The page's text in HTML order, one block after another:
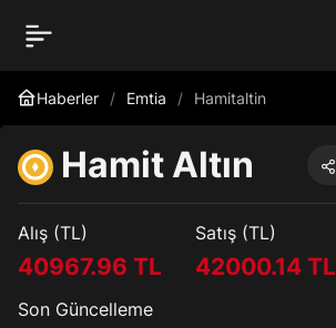
Haberler Emtia Hamitaltin
Hamit Altın
Alış (TL)
40967.96 TL
Satış (TL)
42000.14 TL
Son Güncelleme